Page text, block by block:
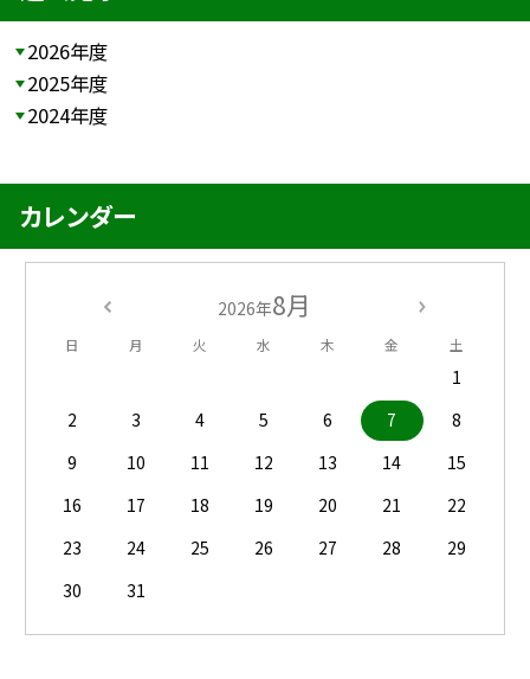
2026年度
2025年度
2024年度
カレンダー
2026年8月
日 月 火 水 木 金 土
1
2
3 4 5 6 7
8
9
10 11 12 13 14
15
16
17 18 19 20 21
22
23
24 25 26 27 28
29
30
31